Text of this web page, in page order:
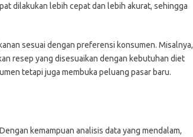
dilakukan lebih cepat dan lebih akurat, sehingga
sesuai dengan preferensi konsumen. Misalnya,
resep yang disesuaikan dengan kebutuhan diet
tetapi juga membuka peluang pasar baru.
kemampuan analisis data yang mendalam,